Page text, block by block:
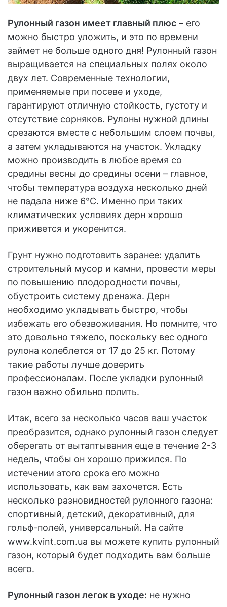
Рулонный газон имеет главный плюс – его
можно быстро уложить, и это по времени
займет не больше одного дня! Рулонный газон
выращивается на специальных полях около
двух лет. Современные технологии,
применяемые при посеве и уходе,
гарантируют отличную стойкость, густоту и
отсутствие сорняков. Рулоны нужной длины
срезаются вместе с небольшим слоем почвы,
а затем укладываются на участок. Укладку
можно производить в любое время со
средины весны до средины осени – главное,
чтобы температура воздуха несколько дней
не падала ниже 6°С. Именно при таких
климатических условиях дерн хорошо
приживется и укоренится.
Грунт нужно подготовить заранее: удалить
строительный мусор и камни, провести меры
по повышению плодородности почвы,
обустроить систему дренажа. Дерн
необходимо укладывать быстро, чтобы
избежать его обезвоживания. Но помните, что
это довольно тяжело, поскольку вес одного
рулона колеблется от 17 до 25 кг. Потому
такие работы лучше доверить
профессионалам. После укладки рулонный
газон важно обильно полить.
Итак, всего за несколько часов ваш участок
преобразится, однако рулонный газон следует
оберегать от вытаптывания еще в течение 2-3
недель, чтобы он хорошо прижился. По
истечении этого срока его можно
использовать, как вам захочется. Есть
несколько разновидностей рулонного газона:
спортивный, детский, декоративный, для
гольф-полей, универсальный. На сайте
www.kvint.com.ua вы можете купить рулонный
газон, который будет подходить вам больше
всего.
Рулонный газон легок в уходе: не нужно